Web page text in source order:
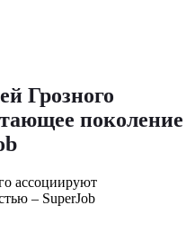
Грозного
поколение